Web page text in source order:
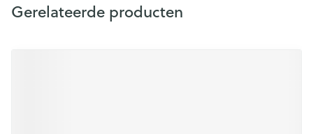
Gerelateerde producten